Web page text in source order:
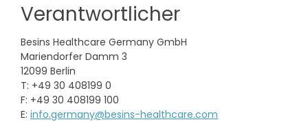
Verantwortlicher
Besins Healthcare Germany GmbH
Mariendorfer Damm 3
12099 Berlin
T: +49 30 408199 0
F: +49 30 408199 100
E: info.germany@besins-healthcare.com